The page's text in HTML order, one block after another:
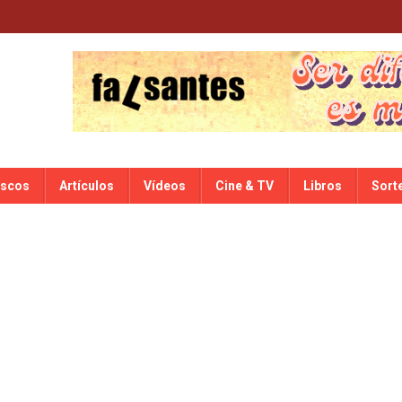
Artículos Vídeos Cine & TV Libros